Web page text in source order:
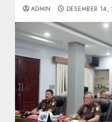
ADMIN DESEMBER 14,